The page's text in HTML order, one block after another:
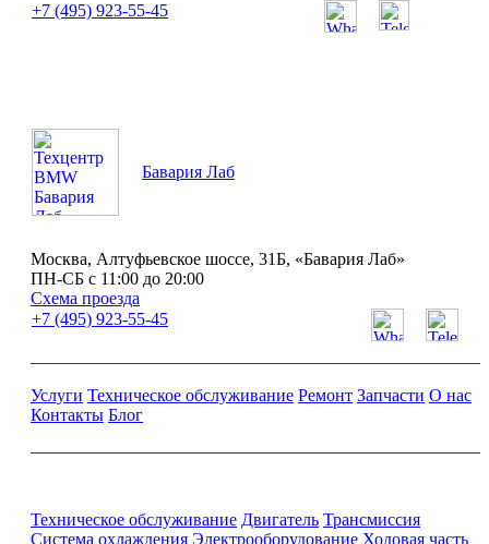
+7 (495) 923-55-45
Бавария Лаб
Москва, Алтуфьевское шоссе, 31Б, «Бавария Лаб»
ПН-СБ с 11:00 до 20:00
Схема проезда
+7 (495) 923-55-45
Услуги Техническое обслуживание Ремонт Запчасти О нас
Контакты Блог
Техническое обслуживание Двигатель Трансмиссия
Система охлаждения Электрооборудование Ходовая часть